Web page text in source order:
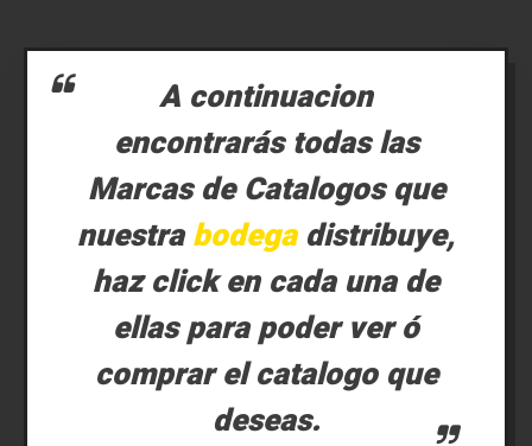
A continuacion
encontrarás todas las
Marcas de Catalogos que
nuestrabodegadistribuye,
haz click en cada una de
ellas para poder ver ó
comprar el catalogo que
deseas.